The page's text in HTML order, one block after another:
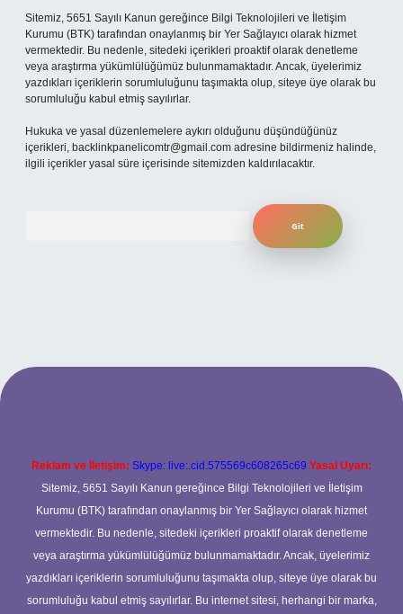
Sitemiz, 5651 Sayılı Kanun gereğince Bilgi Teknolojileri ve İletişim
Kurumu (BTK) tarafından onaylanmış bir Yer Sağlayıcı olarak hizmet
vermektedir. Bu nedenle, sitedeki içerikleri proaktif olarak denetleme
veya araştırma yükümlülüğümüz bulunmamaktadır. Ancak, üyelerimiz
yazdıkları içeriklerin sorumluluğunu taşımakta olup, siteye üye olarak bu
sorumluluğu kabul etmiş sayılırlar.
Hukuka ve yasal düzenlemelere aykırı olduğunu düşündüğünüz
içerikleri, backlinkpanelicomtr@gmail.com adresine bildirmeniz halinde,
ilgili içerikler yasal süre içerisinde sitemizden kaldırılacaktır.
giriş
Reklam ve İletişim: Skype: live:.cid.575569c608265c69 Yasal Uyarı:
Sitemiz, 5651 Sayılı Kanun gereğince Bilgi Teknolojileri ve İletişim
Kurumu (BTK) tarafından onaylanmış bir Yer Sağlayıcı olarak hizmet
vermektedir. Bu nedenle, sitedeki içerikleri proaktif olarak denetleme
veya araştırma yükümlülüğümüz bulunmamaktadır. Ancak, üyelerimiz
yazdıkları içeriklerin sorumluluğunu taşımakta olup, siteye üye olarak bu
sorumluluğu kabul etmiş sayılırlar. Bu internet sitesi, herhangi bir marka,